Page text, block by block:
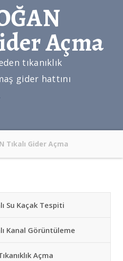
Açma
tıkanıklık
gider hattını
Tıkalı Gider Açma
Su Kaçak Tespiti
Kanal Görüntüleme
Açma